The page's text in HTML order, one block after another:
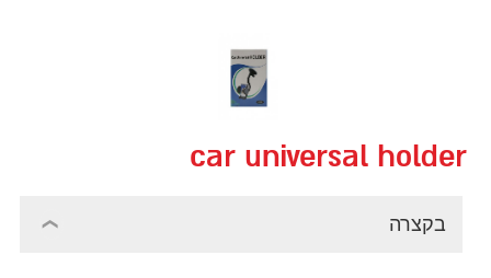
car universal holder
בקצרה